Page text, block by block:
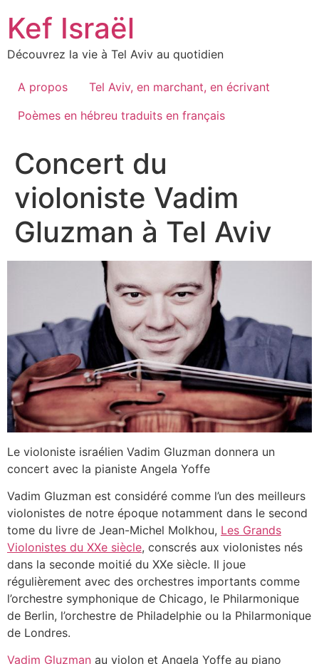
content
Kef Israël
Découvrez la vie à Tel Aviv au quotidien
A propos
Tel Aviv, en marchant, en écrivant
Poèmes en hébreu traduits en français
Concert du
violoniste Vadim
Gluzman à Tel Aviv
Le violoniste israélien Vadim Gluzman donnera un
concert avec la pianiste Angela Yoffe
Vadim Gluzman est considéré comme l’un des meilleurs
violonistes de notre époque notamment dans le second
tome du livre de Jean-Michel Molkhou, Les Grands
Violonistes du XXe siècle, conscrés aux violonistes nés
dans la seconde moitié du XXe siècle. Il joue
régulièrement avec des orchestres importants comme
l’orchestre symphonique de Chicago, le Philarmonique
de Berlin, l’orchestre de Philadelphie ou la Philarmonique
de Londres.
Vadim Gluzman au violon et Angela Yoffe au piano